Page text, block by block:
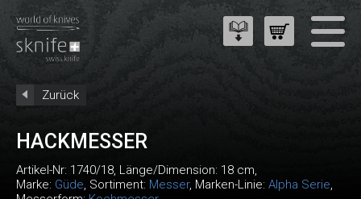
Zurück
HACKMESSER
Artikel-Nr: 1740/18, Länge/Dimension: 18 cm,
Marke: Güde, Sortiment: Messer, Marken-Linie: Alpha Serie,